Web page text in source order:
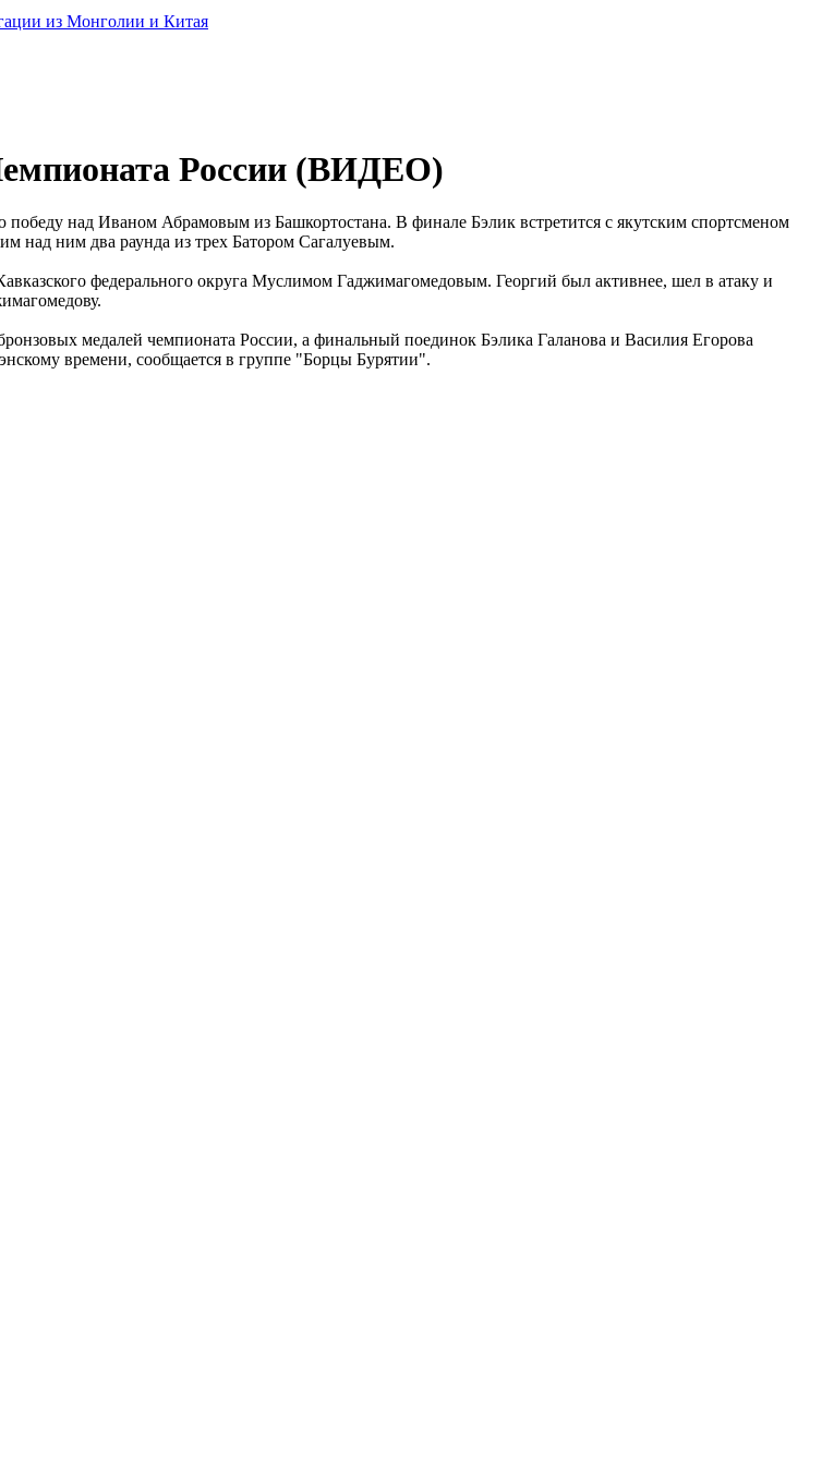
из Монголии и Китая
России (ВИДЕО)
над Иваном Абрамовым из Башкортостана. В финале Бэлик встретится с якутским спортсменом
над ним два раунда из трех Батором Сагалуевым.
федерального округа Муслимом Гаджимагомедовым. Георгий был активнее, шел в атаку и
медалей чемпионата России, а финальный поединок Бэлика Галанова и Василия Егорова
времени, сообщается в группе "Борцы Бурятии".